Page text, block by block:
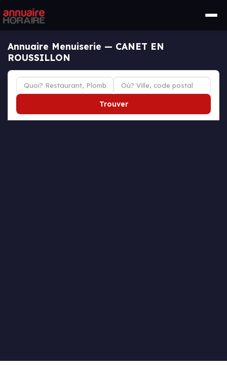
Annuaire Menuiserie — CANET EN
ROUSSILLON
Trouver